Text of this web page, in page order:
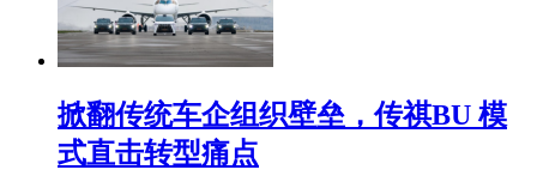
掀翻传统车企组织壁垒，传祺BU 模
式直击转型痛点